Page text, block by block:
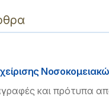
και πρότυπα